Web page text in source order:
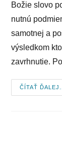
Božie slovo
nutnú
samotnej a
výsledkom
zavrhnutie.
ČÍTAŤ